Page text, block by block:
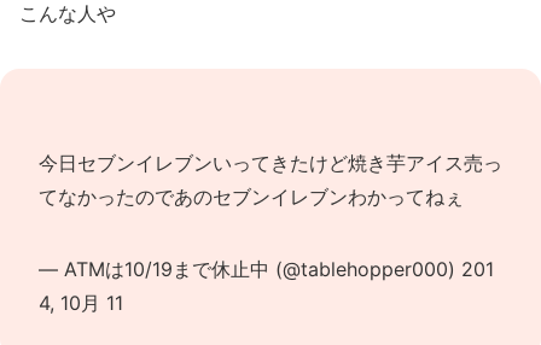
こんな人や
今日セブンイレブンいってきたけど焼き芋アイス売っ
てなかったのであのセブンイレブンわかってねぇ
— ATMは10/19まで休止中 (@tablehopper000) 201
4, 10月 11